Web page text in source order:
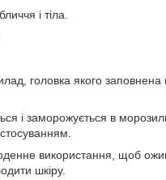
і тіла.
головка якого заповнена
і заморожується в
використання, щоб
шкіру.